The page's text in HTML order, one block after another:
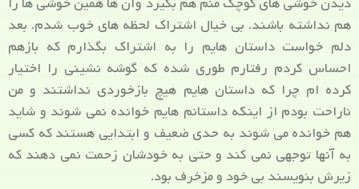
هم نداشته باشند. بی خیال اشتراک لحظه های خوب شدم. بعد
دلم خواست داستان هایم را به اشتراک بگذارم که بازهم
احساس کردم رفتارم طوری شده که گوشه نشینی را اختیار
کرده ام چرا که داستان هایم هیچ بازخوردی نداشتند و من
ناراحت بودم از اینکه داستانم هایم خوانده نمی شوند و شاید
هم خوانده می شوند به حدی ضعیف و ابتدایی هستند که کسی
به آنها توجهی نمی کند و حتی به خودشان زحمت نمی دهند که
زیرش بنویسند بی خود و مزخرف بود.